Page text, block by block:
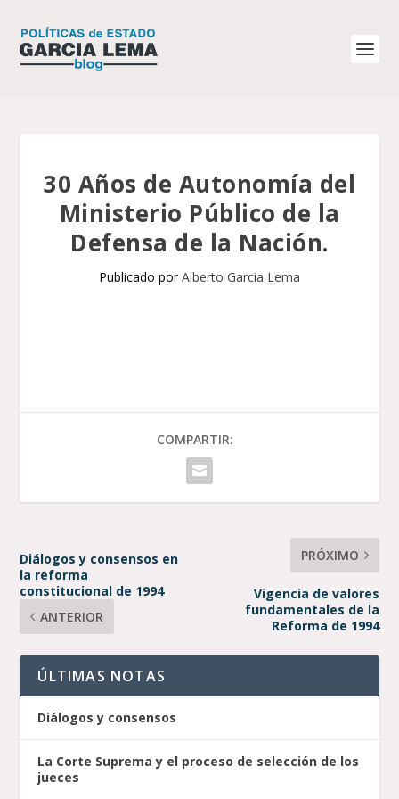
30 Años de Autonomía del
Ministerio Público de la
Defensa de la Nación.
Publicado porAlberto Garcia Lema
COMPARTIR:
Diálogos y consensos en
la reforma
constitucional de 1994
ANTERIOR
PRÓXIMO
Vigencia de valores
fundamentales de la
Reforma de 1994
ÚLTIMAS NOTAS
Diálogos y consensos
La Corte Suprema y el proceso de selección de los
jueces